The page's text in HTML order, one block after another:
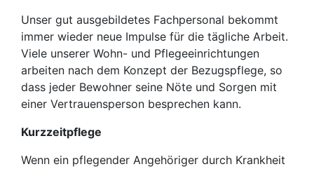
Unser gut ausgebildetes Fachpersonal bekommt
immer wieder neue Impulse für die tägliche Arbeit.
Viele unserer Wohn- und Pflegeeinrichtungen
arbeiten nach dem Konzept der Bezugspflege, so
dass jeder Bewohner seine Nöte und Sorgen mit
einer Vertrauensperson besprechen kann.
Kurzzeitpflege
Wenn ein pflegender Angehöriger durch Krankheit